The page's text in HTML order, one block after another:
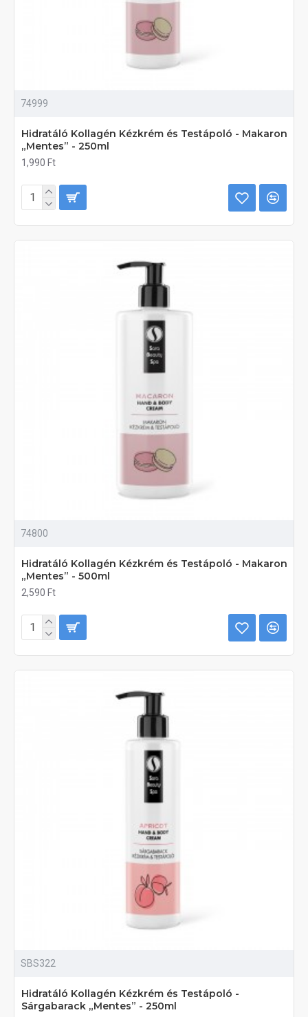
74999
Hidratáló Kollagén Kézkrém és Testápoló - Makaron
„Mentes” - 250ml
1,990 Ft
74800
Hidratáló Kollagén Kézkrém és Testápoló - Makaron
„Mentes” - 500ml
2,590 Ft
SBS322
Hidratáló Kollagén Kézkrém és Testápoló -
Sárgabarack „Mentes” - 250ml